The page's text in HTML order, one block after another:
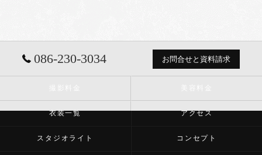
086-230-3034 お問合せと資料請求
衣装一覧 アクセス
スタジオライト コンセプト